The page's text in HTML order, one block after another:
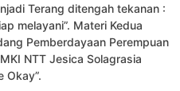
Terang ditengah tekanan :
melayani”. Materi Kedua
Pemberdayaan Perempuan
NTT Jesica Solagrasia
Okay”.